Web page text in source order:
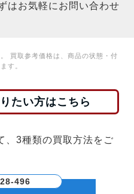
はお気軽にお問い合わせ
買取参考価格は、商品の状態・付
す。
たい方はこちら
、3種類の買取方法をご
496